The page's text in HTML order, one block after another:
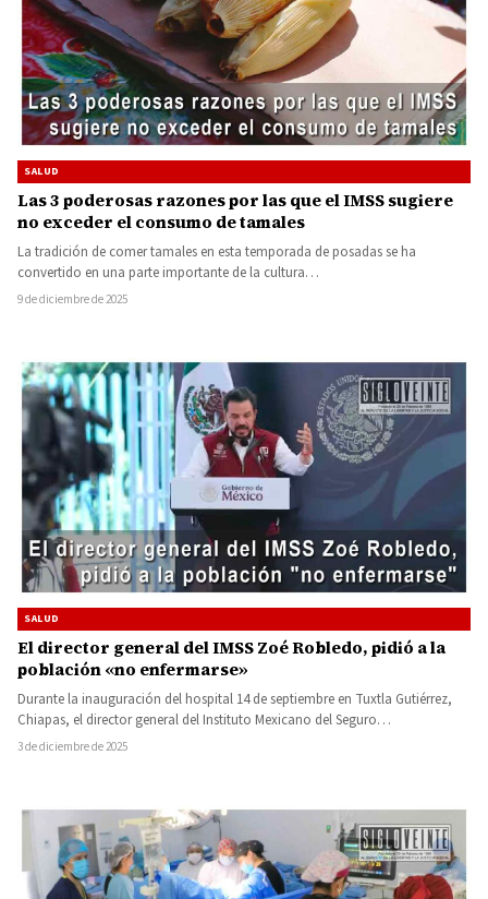
SALUD
Las 3 poderosas razones por las que el IMSS sugiere
no exceder el consumo de tamales
La tradición de comer tamales en esta temporada de posadas se ha
convertido en una parte importante de la cultura…
9 de diciembre de 2025
SALUD
El director general del IMSS Zoé Robledo, pidió a la
población «no enfermarse»
Durante la inauguración del hospital 14 de septiembre en Tuxtla Gutiérrez,
Chiapas, el director general del Instituto Mexicano del Seguro…
3 de diciembre de 2025